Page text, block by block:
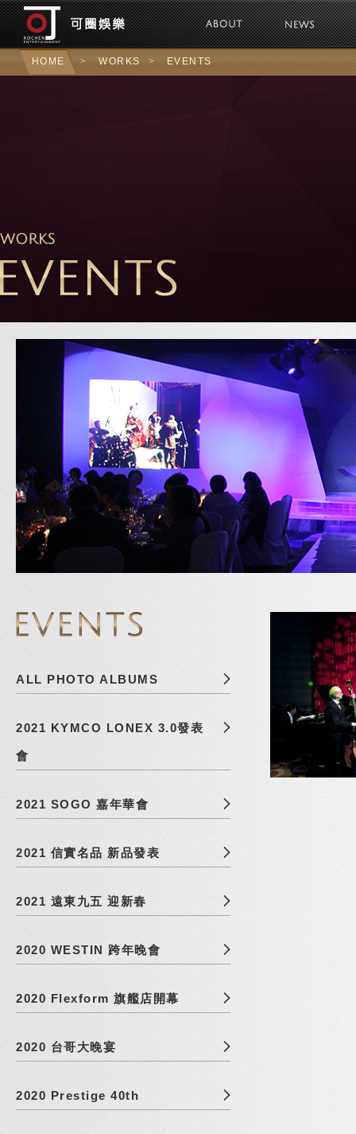
可圈娛樂
HOME > WORKS > EVENTS
ALL PHOTO ALBUMS
2021 KYMCO LONEX 3.0發表
會
2021 SOGO 嘉年華會
2021 信實名品 新品發表
2021 遠東九五 迎新春
2020 WESTIN 跨年晚會
2020 Flexform 旗艦店開幕
2020 台哥大晚宴
2020 Prestige 40th